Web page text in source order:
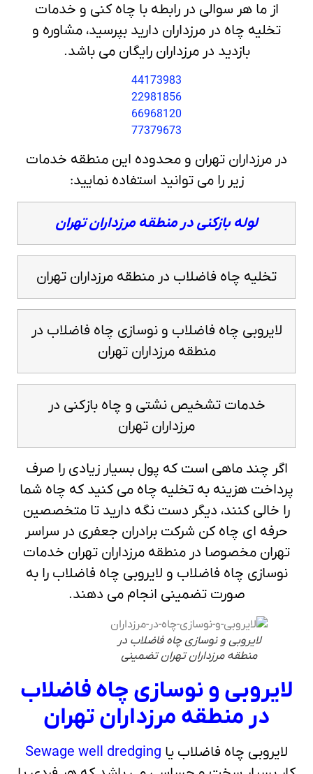
از ما هر سوالی در رابطه با چاه کنی و خدمات
تخلیه چاه در مرزداران دارید بپرسید، مشاوره و
بازدید در مرزداران رایگان می باشد.
44173983
22981856
66968120
77379673
در مرزداران تهران و محدوده این منطقه خدمات
زیر را می توانید استفاده نمایید:
لوله بازکنی در منطقه مرزداران تهران
تخلیه چاه فاضلاب در منطقه مرزداران تهران
لایروبی چاه فاضلاب و نوسازی چاه فاضلاب در
منطقه مرزداران تهران
خدمات تشخیص نشتی و چاه بازکنی در
مرزداران تهران
اگر چند ماهی است که پول بسیار زیادی را صرف
پرداخت هزینه به تخلیه چاه می کنید که چاه شما
را خالی کنند، دیگر دست نگه دارید تا متخصصین
حرفه ای چاه کن شرکت برادران جعفری در سراسر
تهران مخصوصا در منطقه مرزداران تهران خدمات
نوسازی چاه فاضلاب و لایروبی چاه فاضلاب را به
صورت تضمینی انجام می دهند.
لایروبی و نوسازی چاه فاضلاب در
منطقه مرزداران تهران تضمینی
لایروبی و نوسازی چاه فاضلاب
در منطقه مرزداران تهران
لایروبی چاه فاضلاب یا Sewage well dredging